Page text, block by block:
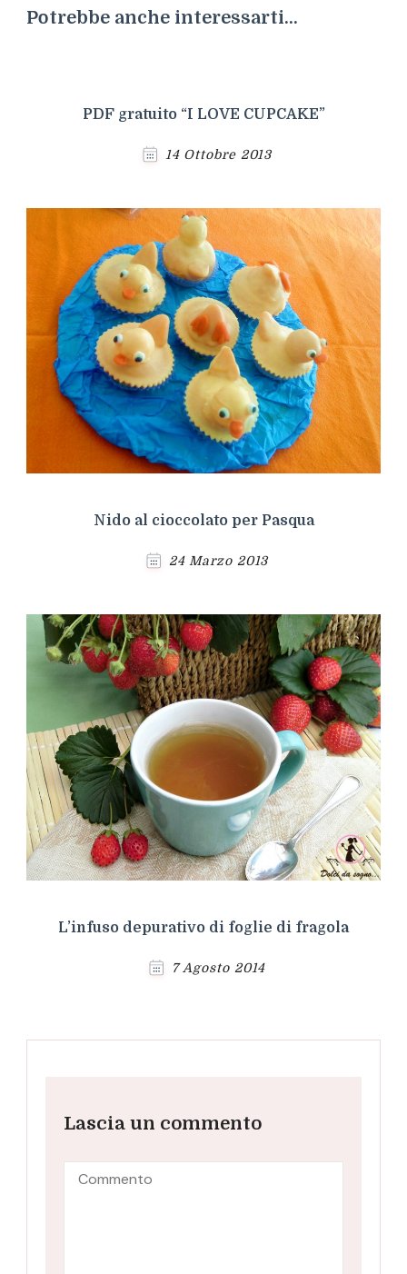
Potrebbe anche interessarti...
PDF gratuito “I LOVE CUPCAKE”
14 Ottobre 2013
Nido al cioccolato per Pasqua
24 Marzo 2013
L’infuso depurativo di foglie di fragola
7 Agosto 2014
Lascia un commento